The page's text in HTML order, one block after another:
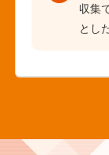
収集
とし